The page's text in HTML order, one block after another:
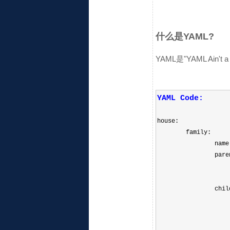
什么是YAML?
YAML是"YAML Ain't
YAML Code:
house:
family: